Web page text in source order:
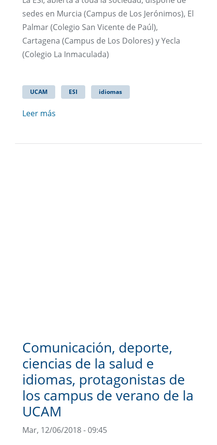
sedes en Murcia (Campus de Los Jerónimos), El
Palmar (Colegio San Vicente de Paúl),
Cartagena (Campus de Los Dolores) y Yecla
(Colegio La Inmaculada)
UCAM ESI idiomas
Leer más
Comunicación, deporte,
ciencias de la salud e
idiomas, protagonistas de
los campus de verano de la
UCAM
Mar, 12/06/2018 - 09:45